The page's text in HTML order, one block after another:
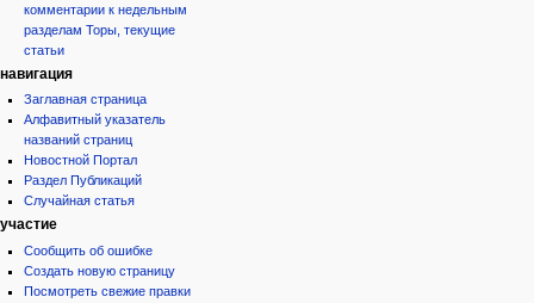
комментарии к недельным
разделам Торы, текущие
статьи
навигация
Заглавная страница
Алфавитный указатель
названий страниц
Новостной Портал
Раздел Публикаций
Случайная статья
участие
Сообщить об ошибке
Создать новую страницу
Посмотреть свежие правки